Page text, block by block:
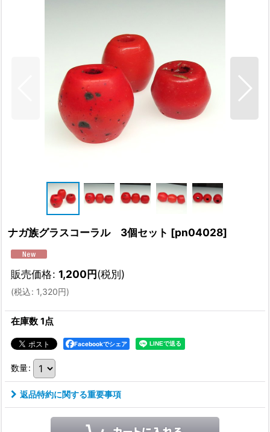
ナガ族グラスコーラル 3個セット [pn04028]
販売価格: 1,200円(税別)
(税込: 1,320円)
在庫数 1点
Facebookでシェア
数量:
返品特約に関する重要事項